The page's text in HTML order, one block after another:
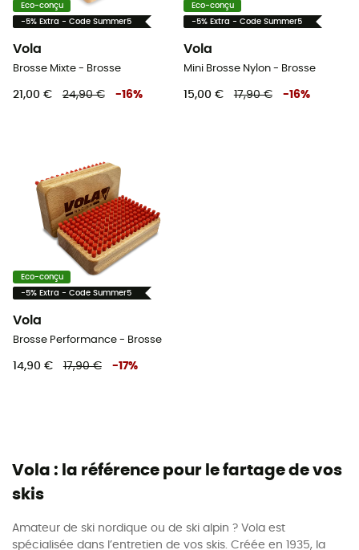
Eco-conçu
-5% Extra - Code Summer5
Vola
Brosse Mixte - Brosse
21,00 € 24,90 € -16%
Eco-conçu
-5% Extra - Code Summer5
Vola
Mini Brosse Nylon - Brosse
15,00 € 17,90 € -16%
Eco-conçu
-5% Extra - Code Summer5
Vola
Brosse Performance - Brosse
14,90 € 17,90 € -17%
Vola : la référence pour le fartage de vos
skis
Amateur de ski nordique ou de ski alpin ? Vola est
spécialisée dans l’entretien de vos skis. Créée en 1935, la